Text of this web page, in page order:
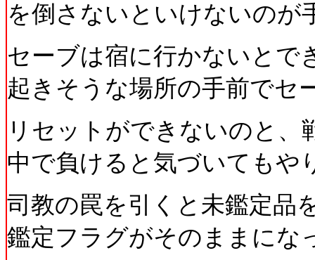
を倒さないといけないのが
セーブは宿に行かないとで
起きそうな場所の手前でセ
リセットができないのと
中で負けると気づいてもや
司教の罠を引くと未鑑定品
鑑定フラグがそのままにな